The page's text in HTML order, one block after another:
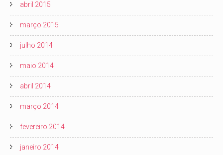
abril 2015
março 2015
julho 2014
maio 2014
abril 2014
março 2014
fevereiro 2014
janeiro 2014